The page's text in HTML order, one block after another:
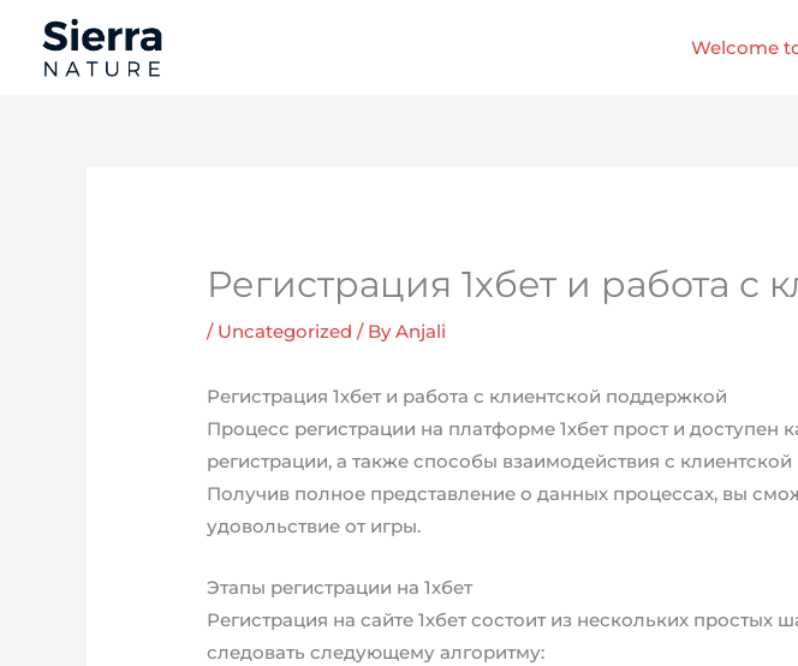
content
Welcome
Регистрация 1хбет и работа с
/ Uncategorized / ByAnjali
Регистрация 1хбет и работа с клиентской поддержкой
Процесс регистрации на платформе 1хбет прост и
регистрации, а также способы взаимодействия с
Получив полное представление о данных процессах, вы
удовольствие от игры.
Этапы регистрации на 1хбет
Регистрация на сайте 1хбет состоит из нескольких
следовать следующему алгоритму: